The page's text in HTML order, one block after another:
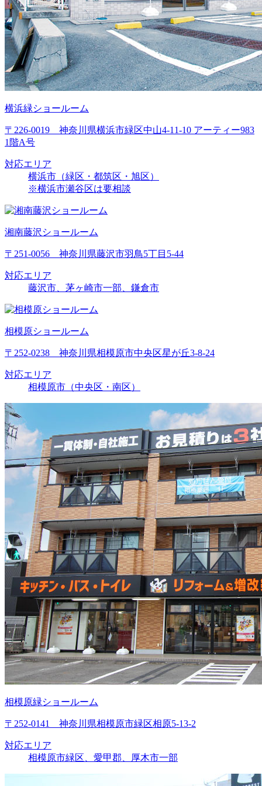
横浜緑ショールーム
〒226-0019 神奈川県横浜市緑区中山4-11-10 アーティー983
1階A号
対応エリア
横浜市（緑区・都筑区・旭区）
※横浜市瀬谷区は要相談
湘南藤沢ショールーム
〒251-0056 神奈川県藤沢市羽鳥5丁目5-44
対応エリア
藤沢市、茅ヶ崎市一部、鎌倉市
相模原ショールーム
〒252-0238 神奈川県相模原市中央区星が丘3-8-24
対応エリア
相模原市（中央区・南区）
相模原緑ショールーム
〒252-0141 神奈川県相模原市緑区相原5-13-2
対応エリア
相模原市緑区、愛甲郡、厚木市一部